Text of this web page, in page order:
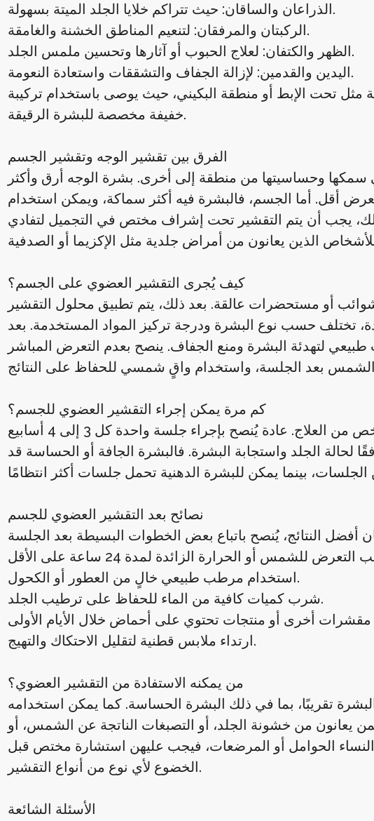
الذراعان والساقان: حيث تتراكم خلايا الجلد الميتة بسهولة.
الركبتان والمرفقان: لتنعيم المناطق الخشنة والغامقة.
الظهر والكتفان: لعلاج الحبوب أو آثارها وتحسين ملمس الجلد.
اليدين والقدمين: لإزالة الجفاف والتشققات واستعادة النعومة.
تحت الإبط أو منطقة البكيني، حيث يوصى باستخدام تركيبة
خفيفة مخصصة للبشرة الرقيقة.
الفرق بين تقشير الوجه وتقشير الجسم
سمكها وحساسيتها من منطقة إلى أخرى. بشرة الوجه أرق وأكثر
أقل. أما الجسم، فالبشرة فيه أكثر سماكة، ويمكن استخدام
يجب أن يتم التقشير تحت إشراف مختص في التجميل لتفادي
كيف يُجرى التقشير العضوي على الجسم؟
شوائب أو مستحضرات عالقة. بعد ذلك، يتم تطبيق محلول التقشير
تختلف حسب نوع البشرة ودرجة تركيز المواد المستخدمة. بعد
لتهدئة البشرة ومنع الجفاف. ينصح بعدم التعرض المباشر
كم مرة يمكن إجراء التقشير العضوي للجسم؟
تعتمد الإجابة على نوع البشرة وهدف الشخص من العلاج. عادة يُنصح بإجراء جلسة واحدة كل 3 إلى 4 أسابيع
لحالة الجلد واستجابة البشرة. فالبشرة الجافة أو الحساسة قد
نصائح بعد التقشير العضوي للجسم
استخدام مرطب طبيعي خالٍ من العطور أو الكحول.
شرب كميات كافية من الماء للحفاظ على ترطيب الجلد.
ارتداء ملابس قطنية لتقليل الاحتكاك والتهيج.
من يمكنه الاستفادة من التقشير العضوي؟
تقريبًا، بما في ذلك البشرة الحساسة. كما يمكن استخدامه
يعانون من خشونة الجلد، أو التصبغات الناتجة عن الشمس، أو
النساء الحوامل أو المرضعات، فيجب عليهن استشارة مختص قبل
الخضوع لأي نوع من أنواع التقشير.
الأسئلة الشائعة